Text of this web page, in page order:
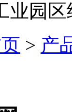
业园区
> 产